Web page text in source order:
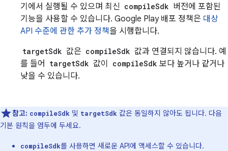
기에서 실행될 수 있으며 최신 compileSdk 버전에 포함된
기능을 사용할 수 있습니다. Google Play 배포 정책은 대상
API 수준에 관한 추가 정책 을 시행합니다.
targetSdk 값은 compileSdk 값과 연결되지 않습니다. 예
를 들어
targetSdk 값이 compileSdk 보다 높거나 같거나
낮을 수 있습니다.
참고: compileSdk 및 targetSdk 값은 동일하지 않아도 됩니다. 다음
기본 원칙을 염두에 두세요.
compileSdk를 사용하면 새로운 API에 액세스할 수 있습니다.